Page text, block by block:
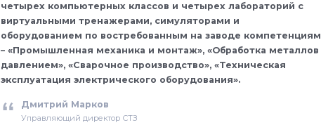
четырех компьютерных классов и четырех лабораторий с
виртуальными тренажерами, симуляторами и
оборудованием по востребованным на заводе компетенциям
– «Промышленная механика и монтаж», «Обработка металлов
давлением», «Сварочное производство», «Техническая
эксплуатация электрического оборудования».
Дмитрий Марков
Управляющий директор СТЗ